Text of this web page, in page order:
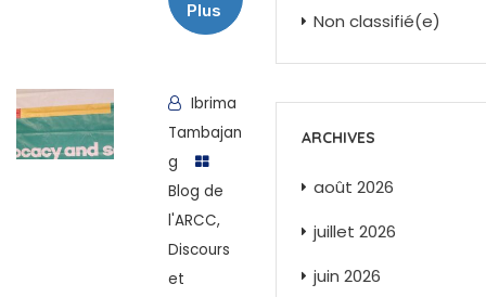
Plus
Ibrima
Tambajan
g
Blog de
l'ARCC,
Discours
et
Non classifié(e)
ARCHIVES
août 2026
juillet 2026
juin 2026